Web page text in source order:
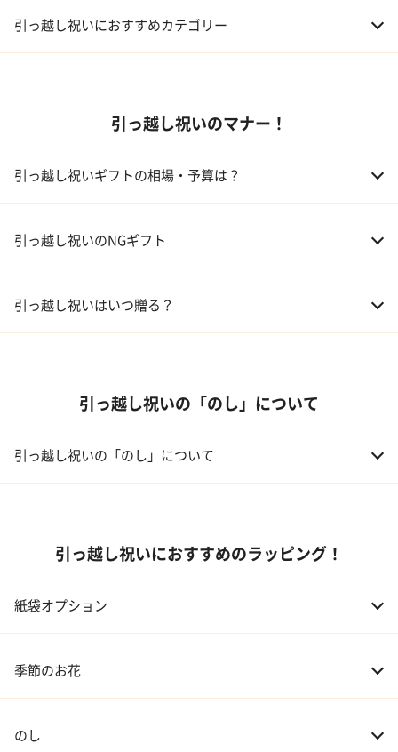
引っ越し祝いにおすすめカテゴリー
03 スイーツ
05 ギフトカタログ
引っ越し祝いのマナー！
引っ越し祝いギフトの相場・予算は？
02 友人、同僚 5,000～10,000円
引っ越し祝いのNGギフト
引っ越し祝いはいつ贈る？
引っ越し祝いの「のし」について
引っ越し祝いの「のし」について
引っ越し祝いにおすすめのラッピング！
紙袋オプション
季節のお花
のし